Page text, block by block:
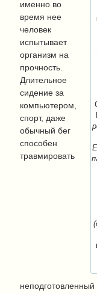
именно во
время нее
человек
испытывает
организм на
прочность.
Длительное
сидение за
компьютером,
спорт, даже
обычный бег
способен
травмировать
неподготовленный